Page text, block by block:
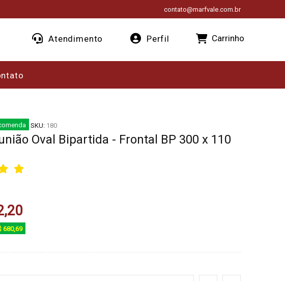
contato@marfvale.com.br
Atendimento Perfil Carrinho
SKU: 180
Oval Bipartida - Frontal BP 300 x 110
680,69